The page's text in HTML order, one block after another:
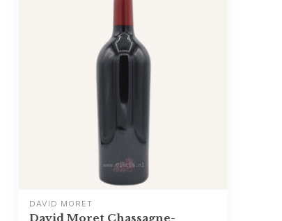
DAVID MORET
David Moret Chassagne-